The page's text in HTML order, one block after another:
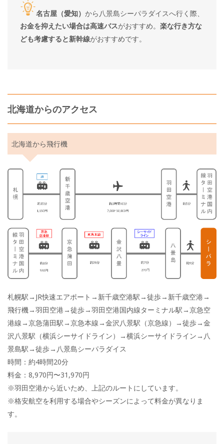
名古屋（愛知） から八景島シーパラダイスへ行く際、
お金を抑えたい場合は高速バスがおすすめ。 楽な行き方な
ども考慮すると新幹線がおすすめです。
北海道からのアクセス
北海道から飛行機
札幌駅→JR快速エアポート→新千歳空港駅→徒歩→新千歳空港→
飛行機→羽田空港→徒歩→羽田空港国内線ターミナル駅→京急空
港線→京急蒲田駅→京急本線→金沢八景駅（京急線）→徒歩→金
沢八景駅（横浜シーサイドライン）→横浜シーサイドライン→八
景島駅→徒歩→八景島シーパラダイス
時間：約4時間20分
料金：8,970円〜31,970円
※羽田空港から近いため、上記のルートにしています。
※格安航空を利用する場合やシーズンによって料金が異なりま
す。